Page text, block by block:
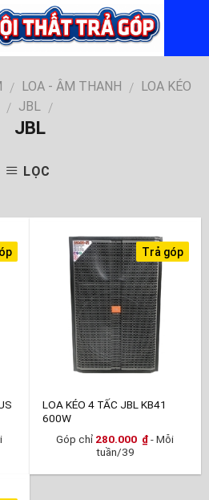
/ LOA - ÂM THANH / LOA KÉO
/ JBL /
JBL
LỌC
Trả góp
LOA KÉO 4 TẤC JBL KB41
600W
Góp chỉ 280.000 ₫ - Mỗi
tuần/39